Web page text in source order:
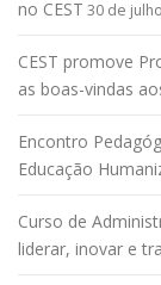
no CEST 30 de
CEST promove
as boas-vindas
Encontro
Educação
Curso de
liderar, inovar e